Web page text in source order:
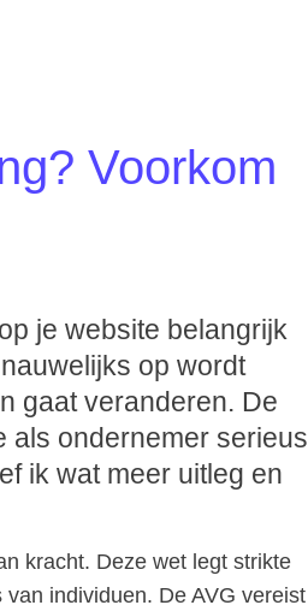
Voorkom
je website belangrijk
op wordt
gaat veranderen. De
als ondernemer serieus
ik wat meer uitleg en
kracht. Deze wet legt strikte
individuen. De AVG vereist